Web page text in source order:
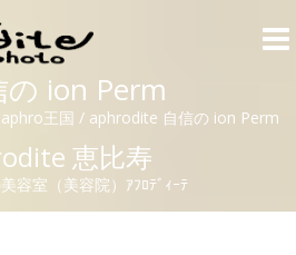
恵比寿
容室（美容院）ｱﾌﾛﾃﾞｨｰﾃ
ion Perm
aphro王国 / aphrodite 自信の ion Perm